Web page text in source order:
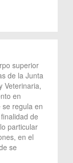
superior
de la Junta
Veterinaria,
en
regula en
de
particular
en el
se